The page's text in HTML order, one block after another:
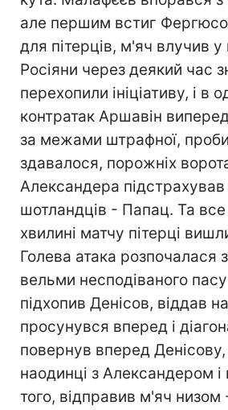
але першим встиг
для пітерців, м'яч влучив у
Росіяни через деякий час
перехопили ініціативу, і в
контратак Аршавін
за межами штрафної,
здавалося, порожніх
Александера підстрахував
шотландців - Папац. Та
хвилині матчу пітерці
Голева атака розпочалася
вельми несподіваного
підхопив Денісов, віддав
просунувся вперед і
повернув вперед
наодинці з Александером
того, відправив м'яч низом